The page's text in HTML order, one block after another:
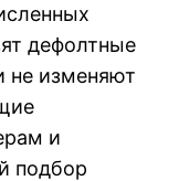
дефолтные
не изменяют
и
подбор